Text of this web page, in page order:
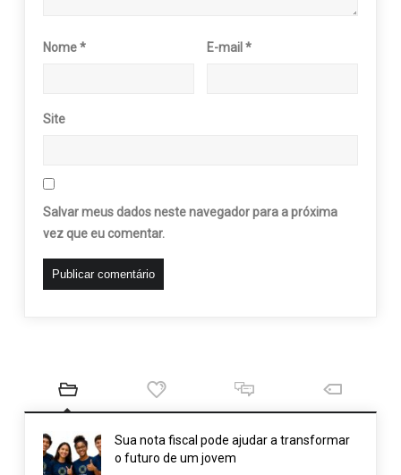
Nome* E-mail*
Site
Salvar meus dados neste navegador para a próxima
vez que eu comentar.
Sua nota fiscal pode ajudar a transformar
o futuro de um jovem